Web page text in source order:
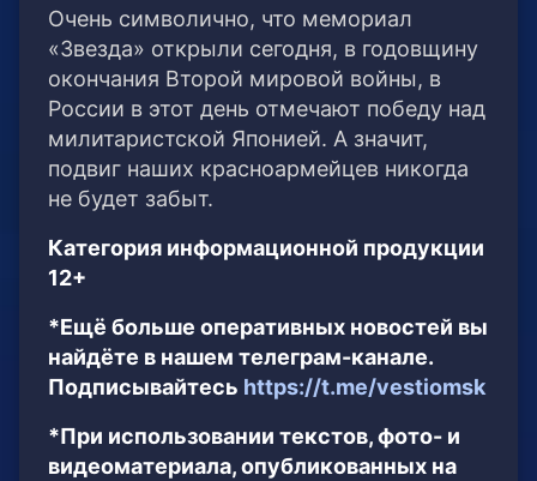
Очень символично, что мемориал
«Звезда» открыли сегодня, в годовщину
окончания Второй мировой войны, в
России в этот день отмечают победу над
милитаристской Японией. А значит,
подвиг наших красноармейцев никогда
не будет забыт.
Категория информационной продукции
12+
*Ещё больше оперативных новостей вы
найдёте в нашем телеграм-канале.
Подписывайтесь https://t.me/vestiomsk
*При использовании текстов, фото- и
видеоматериала, опубликованных на